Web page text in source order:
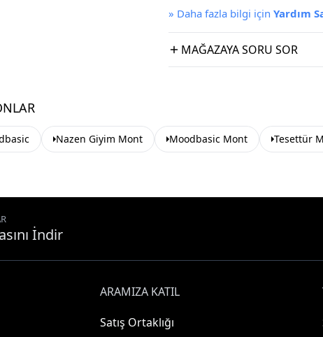
» Daha fazla bilgi için Yardım
MAĞAZAYA SORU SOR
Nazen Giyim Mont Moodbasic Mont Tesettür
İndir
ARAMIZA KATIL
Satış Ortaklığı